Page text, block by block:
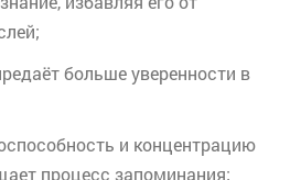
больше уверенности в
и концентрацию
процесс запоминания;